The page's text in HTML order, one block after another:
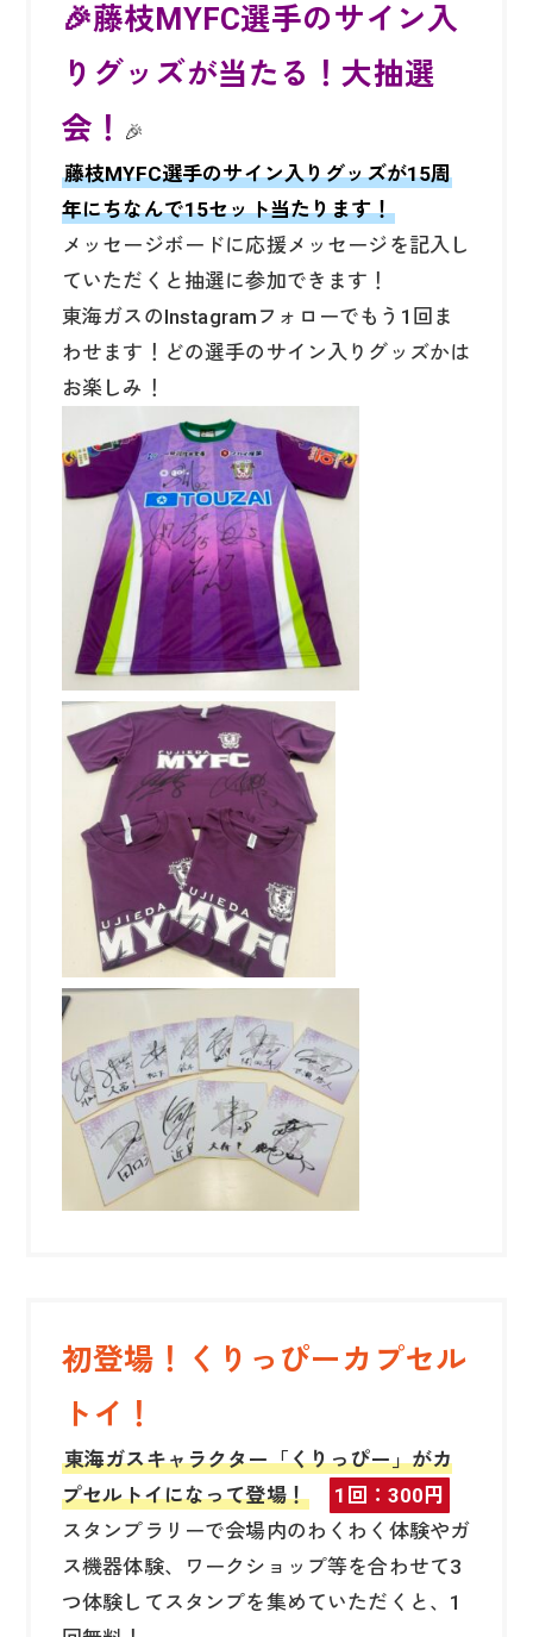
🎉藤枝MYFC選手のサイン入
りグッズが当たる！大抽選
会！
🎉
藤枝MYFC選手のサイン入りグッズが15周
年にちなんで15セット当たります！
メッセージボードに応援メッセージを記入し
ていただくと抽選に参加できます！
東海ガスのInstagramフォローでもう1回ま
わせます！どの選手のサイン入りグッズかは
お楽しみ！
初登場！くりっぴーカプセル
トイ！
東海ガスキャラクター「くりっぴー」がカ
プセルトイになって登場！
1回：300円
スタンプラリーで会場内のわくわく体験やガ
ス機器体験、ワークショップ等を合わせて3
つ体験してスタンプを集めていただくと、1